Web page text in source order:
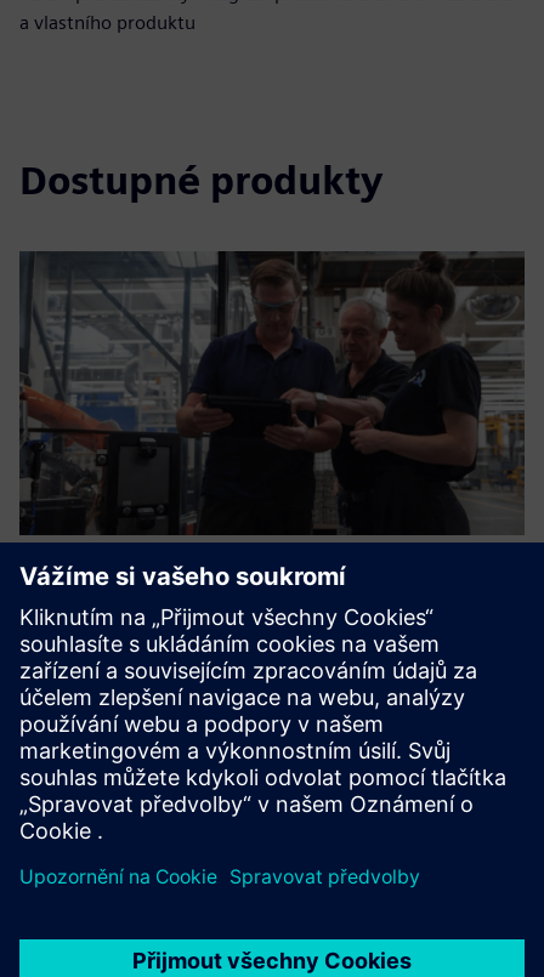
a vlastního produktu
Dostupné produkty
Knowledge Management-Software
for Industrial Machine Service
První řešení na světě, které nejen spravuje, ale také
transformuje kmenové znalosti na provozní pomoc a
strategické poznatky - škálovatelným a přesným způsobem
s vlastní umělou inteligencí založenou na modelu
Další informace